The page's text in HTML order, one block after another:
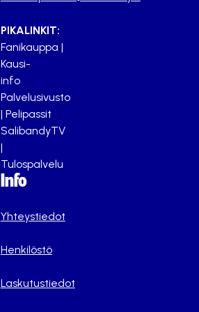
PIKALINKIT:
Fanikauppa |
Kausi-
info
Palvelusivusto
| Pelipassit
SalibandyTV
|
Tulospalvelu
Info
Yhteystiedot
Henkilöstö
Laskutustiedot